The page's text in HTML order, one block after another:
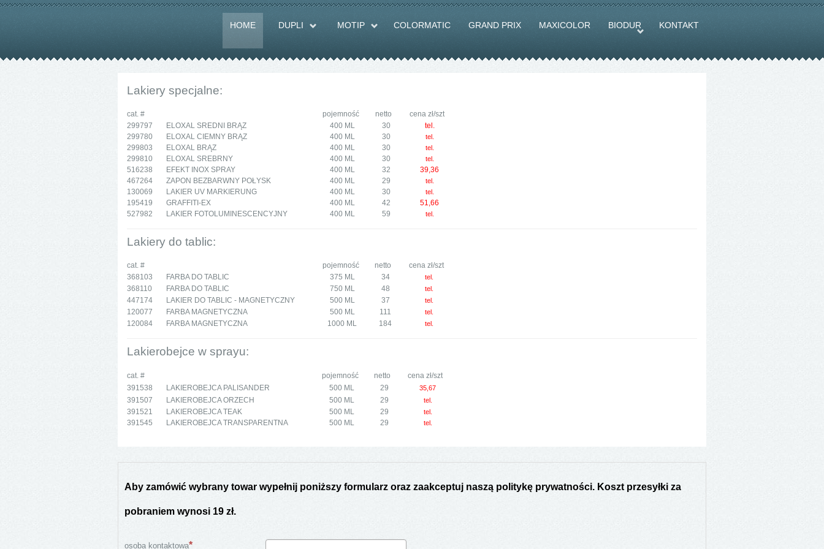
HOME DUPLI MOTIP COLORMATIC GRAND PRIX MAXICOLOR BIODUR KONTAKT
Lakiery specjalne:
cat. # pojemność netto
cena zł/szt
299797
ELOXAL SREDNI BRĄZ 400 ML 30
tel.
299780
ELOXAL CIEMNY BRĄZ 400 ML 30 tel.
299803 ELOXAL BRĄZ 400 ML 30 tel.
299810 ELOXAL SREBRNY 400 ML 30 tel.
516238 EFEKT INOX SPRAY 400 ML 32
39,36
467264
ZAPON BEZBARWNY POŁYSK 400 ML 29 tel.
130069 LAKIER UV MARKIERUNG 400 ML 30 tel.
195419 GRAFFITI-EX 400 ML 42
51,66
527982
LAKIER FOTOLUMINESCENCYJNY 400 ML 59 tel.
Lakiery do tablic:
cat. # pojemność netto
cena zł/szt
368103
FARBA DO TABLIC 375 ML 34 tel.
368110 FARBA DO TABLIC 750 ML 48 tel.
447174 LAKIER DO TABLIC - MAGNETYCZNY 500 ML 37 tel.
120077 FARBA MAGNETYCZNA 500 ML 111 tel.
120084 FARBA MAGNETYCZNA 1000 ML 184 tel.
Lakierobejce w sprayu:
cat. # pojemność netto
cena zł/szt
391538
LAKIEROBEJCA PALISANDER 500 ML 29 35,67
391507 LAKIEROBEJCA ORZECH 500 ML 29 tel.
391521 LAKIEROBEJCA TEAK 500 ML 29 tel.
391545 LAKIEROBEJCA TRANSPARENTNA 500 ML 29 tel.
Aby zamówić wybrany towar wypełnij poniższy formularz oraz zaakceptuj naszą politykę prywatności. Koszt przesyłki za
pobraniem wynosi 19 zł.
osoba kontaktowa